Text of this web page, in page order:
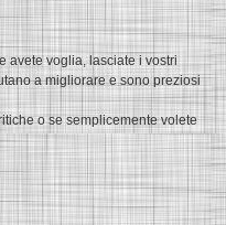
avete voglia, lasciate i vostri
a migliorare e sono preziosi
o se semplicemente volete